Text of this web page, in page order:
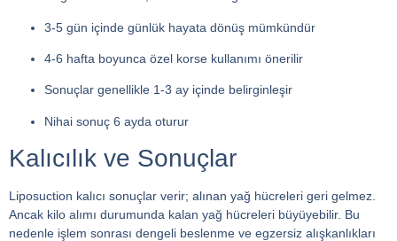
3-5 gün içinde günlük hayata dönüş mümkündür
4-6 hafta boyunca özel korse kullanımı önerilir
Sonuçlar genellikle 1-3 ay içinde belirginleşir
Nihai sonuç 6 ayda oturur
Kalıcılık ve Sonuçlar
Liposuction kalıcı sonuçlar verir; alınan yağ hücreleri geri gelmez.
Ancak kilo alımı durumunda kalan yağ hücreleri büyüyebilir. Bu
nedenle işlem sonrası dengeli beslenme ve egzersiz alışkanlıkları